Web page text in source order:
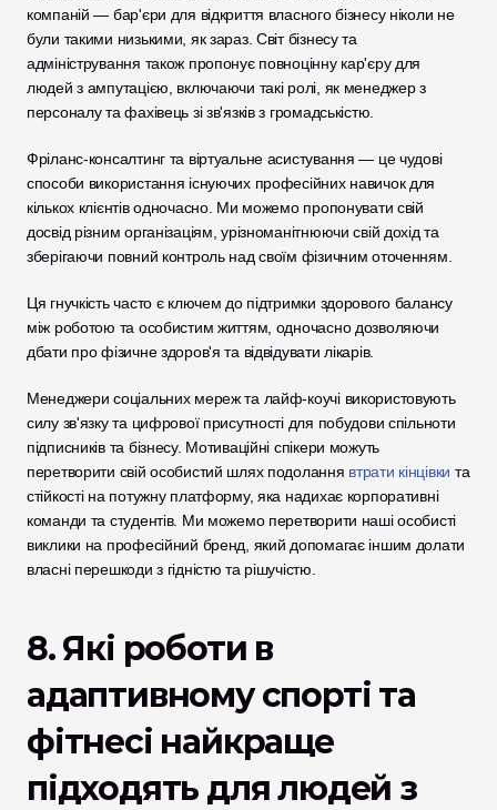
компаній — бар'єри для відкриття власного бізнесу ніколи не
були такими низькими, як зараз. Світ бізнесу та
адміністрування також пропонує повноцінну кар'єру для
людей з ампутацією, включаючи такі ролі, як менеджер з
персоналу та фахівець зі зв'язків з громадськістю.
Фріланс-консалтинг та віртуальне асистування — це чудові
способи використання існуючих професійних навичок для
кількох клієнтів одночасно. Ми можемо пропонувати свій
досвід різним організаціям, урізноманітнюючи свій дохід та
зберігаючи повний контроль над своїм фізичним оточенням.
Ця гнучкість часто є ключем до підтримки здорового балансу
між роботою та особистим життям, одночасно дозволяючи
дбати про фізичне здоров'я та відвідувати лікарів.
Менеджери соціальних мереж та лайф-коучі використовують
силу зв'язку та цифрової присутності для побудови спільноти
підписників та бізнесу. Мотиваційні спікери можуть
перетворити свій особистий шлях подолання втрати кінцівки та
стійкості на потужну платформу, яка надихає корпоративні
команди та студентів. Ми можемо перетворити наші особисті
виклики на професійний бренд, який допомагає іншим долати
власні перешкоди з гідністю та рішучістю.
8. Які роботи в
адаптивному спорті та
фітнесі найкраще
підходять для людей з